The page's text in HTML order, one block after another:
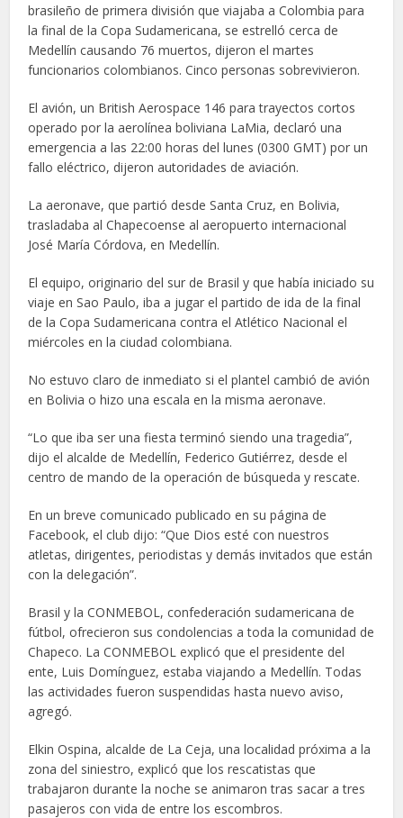
brasileño de primera división que viajaba a Colombia para
la final de la Copa Sudamericana, se estrelló cerca de
Medellín causando 76 muertos, dijeron el martes
funcionarios colombianos. Cinco personas sobrevivieron.
El avión, un British Aerospace 146 para trayectos cortos
operado por la aerolínea boliviana LaMia, declaró una
emergencia a las 22:00 horas del lunes (0300 GMT) por un
fallo eléctrico, dijeron autoridades de aviación.
La aeronave, que partió desde Santa Cruz, en Bolivia,
trasladaba al Chapecoense al aeropuerto internacional
José María Córdova, en Medellín.
El equipo, originario del sur de Brasil y que había iniciado su
viaje en Sao Paulo, iba a jugar el partido de ida de la final
de la Copa Sudamericana contra el Atlético Nacional el
miércoles en la ciudad colombiana.
No estuvo claro de inmediato si el plantel cambió de avión
en Bolivia o hizo una escala en la misma aeronave.
“Lo que iba ser una fiesta terminó siendo una tragedia”,
dijo el alcalde de Medellín, Federico Gutiérrez, desde el
centro de mando de la operación de búsqueda y rescate.
En un breve comunicado publicado en su página de
Facebook, el club dijo: “Que Dios esté con nuestros
atletas, dirigentes, periodistas y demás invitados que están
con la delegación”.
Brasil y la CONMEBOL, confederación sudamericana de
fútbol, ofrecieron sus condolencias a toda la comunidad de
Chapeco. La CONMEBOL explicó que el presidente del
ente, Luis Domínguez, estaba viajando a Medellín. Todas
las actividades fueron suspendidas hasta nuevo aviso,
agregó.
Elkin Ospina, alcalde de La Ceja, una localidad próxima a la
zona del siniestro, explicó que los rescatistas que
trabajaron durante la noche se animaron tras sacar a tres
pasajeros con vida de entre los escombros.